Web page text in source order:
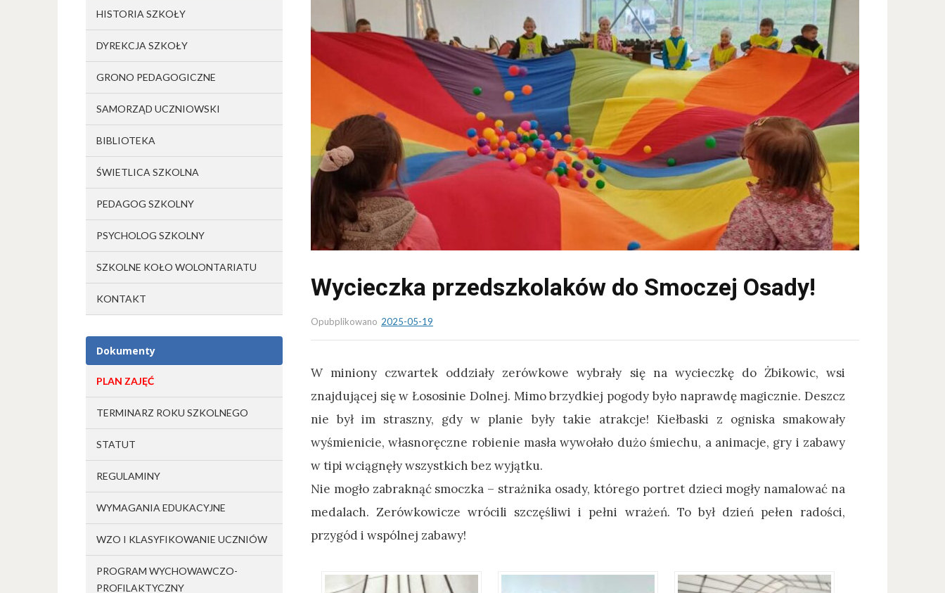
Wycieczka przedszkolaków do Smoczej Osady!
Opubplikowano 2025-05-19
W miniony czwartek oddziały zerówkowe wybrały się na wycieczkę do Żbikowic, wsi
znajdującej się w Łososinie Dolnej. Mimo brzydkiej pogody było naprawdę magicznie. Deszcz
nie był im straszny, gdy w planie były takie atrakcje! Kiełbaski z ogniska smakowały
wyśmienicie, własnoręczne robienie masła wywołało dużo śmiechu, a animacje, gry i zabawy
w tipi wciągnęły wszystkich bez wyjątku.
Nie mogło zabraknąć smoczka – strażnika osady, którego portret dzieci mogły namalować na
medalach. Zerówkowicze wrócili szczęśliwi i pełni wrażeń. To był dzień pełen radości,
przygód i wspólnej zabawy!
HISTORIA SZKOŁY
DYREKCJA SZKOŁY
GRONO PEDAGOGICZNE
SAMORZĄD UCZNIOWSKI
BIBLIOTEKA
ŚWIETLICA SZKOLNA
PEDAGOG SZKOLNY
PSYCHOLOG SZKOLNY
SZKOLNE KOŁO WOLONTARIATU
KONTAKT
Dokumenty
PLAN ZAJĘĆ
TERMINARZ ROKU SZKOLNEGO
STATUT
REGULAMINY
WYMAGANIA EDUKACYJNE
WZO I KLASYFIKOWANIE UCZNIÓW
PROGRAM WYCHOWAWCZO-
PROFILAKTYCZNY